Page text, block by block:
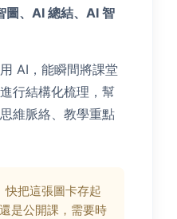
圖、AI 總結、AI 智
AI，能瞬間將課堂
行結構化梳理，幫
維脈絡、教學重點
快把這張圖卡存起
是公開課，需要時